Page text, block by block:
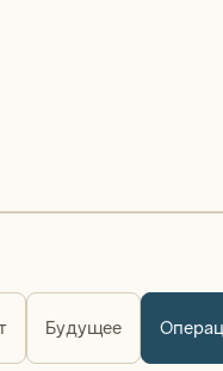
Будущее